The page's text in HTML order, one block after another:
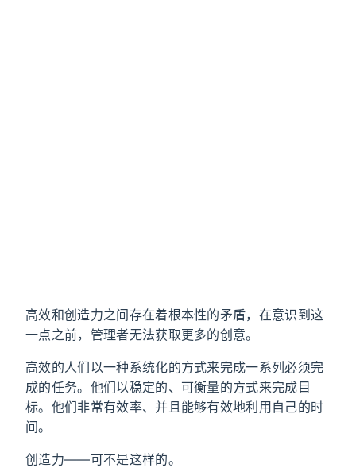
高效和创造力之间存在着根本性的矛盾，在意识到这
一点之前，管理者无法获取更多的创意。
高效的人们以一种系统化的方式来完成一系列必须完
成的任务。他们以稳定的、可衡量的方式来完成目
标。他们非常有效率、并且能够有效地利用自己的时
间。
创造力——可不是这样的。